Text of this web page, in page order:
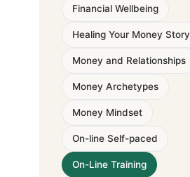
Financial Wellbeing
Healing Your Money Story
Money and Relationships
Money Archetypes
Money Mindset
On-line Self-paced
On-Line Training